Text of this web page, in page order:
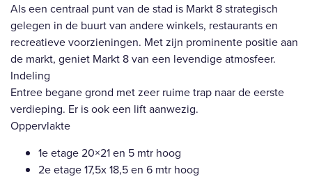
Als een centraal punt van de stad is Markt 8 strategisch
gelegen in de buurt van andere winkels, restaurants en
recreatieve voorzieningen. Met zijn prominente positie aan
de markt, geniet Markt 8 van een levendige atmosfeer.
Indeling
Entree begane grond met zeer ruime trap naar de eerste
verdieping. Er is ook een lift aanwezig.
Oppervlakte
1e etage 20×21 en 5 mtr hoog
2e etage 17,5x 18,5 en 6 mtr hoog